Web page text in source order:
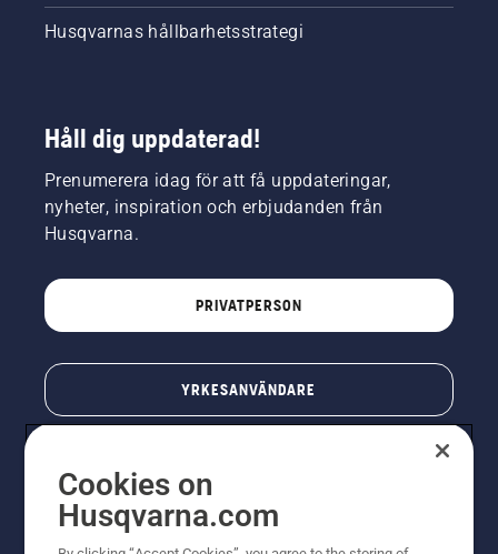
Husqvarnas hållbarhetsstrategi
Håll dig uppdaterad!
Prenumerera idag för att få uppdateringar,
nyheter, inspiration och erbjudanden från
Husqvarna.
PRIVATPERSON
YRKESANVÄNDARE
Cookies on
Husqvarna.com